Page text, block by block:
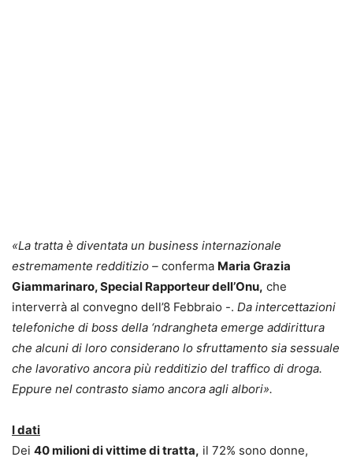
«La tratta è diventata un business internazionale
estremamente redditizio – conferma Maria Grazia
Giammarinaro, Special Rapporteur dell’Onu, che
interverrà al convegno dell’8 Febbraio -. Da intercettazioni
telefoniche di boss della ‘ndrangheta emerge addirittura
che alcuni di loro considerano lo sfruttamento sia sessuale
che lavorativo ancora più redditizio del traffico di droga.
Eppure nel contrasto siamo ancora agli albori».
I dati
Dei 40 milioni di vittime di tratta, il 72% sono donne,